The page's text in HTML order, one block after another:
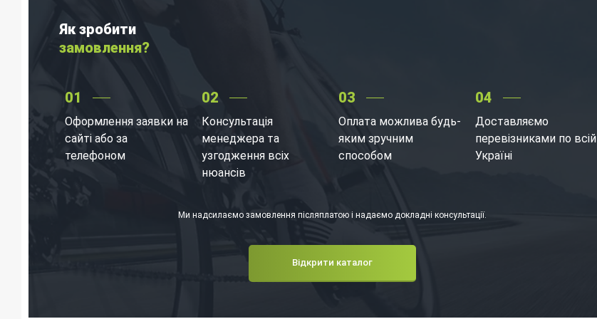
Як зробити
замовлення?
01
Оформлення заявки на
сайті або за
телефоном
02
Консультація
менеджера та
узгодження всіх
нюансів
03
Оплата можлива будь-
яким зручним
способом
04
Доставляємо
перевізниками по всій
Україні
Ми надсилаємо замовлення післяплатою і надаємо докладні консультації.
Відкрити каталог